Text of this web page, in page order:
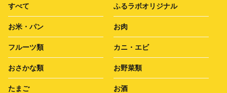
すべて ふるラボオリジナル
お米・パン お肉
フルーツ類 カニ・エビ
おさかな類 お野菜類
たまご お酒